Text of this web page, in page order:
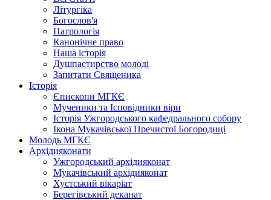
Літургіка
Богослов'я
Патрологія
Канонічне право
Наша історія
Душпастирство молоді
Запитати Священика
Історія
Єпископи МГКЄ
Мученики та Ісповідники віри
Історія Ужгородського кафедрального собору
Ікона Мукачівської Пречистої Богородиці
Молодь МГКЄ
Архідияконати
Ужгородський архідияконат
Мукачівський архідияконат
Хустський вікаріат
Берегівський деканат